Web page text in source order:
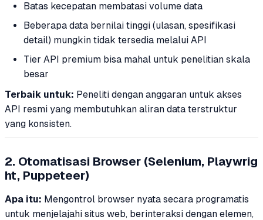
Batas kecepatan membatasi volume data
Beberapa data bernilai tinggi (ulasan, spesifikasi
detail) mungkin tidak tersedia melalui API
Tier API premium bisa mahal untuk penelitian skala
besar
Terbaik untuk: Peneliti dengan anggaran untuk akses
API resmi yang membutuhkan aliran data terstruktur
yang konsisten.
2. Otomatisasi Browser (Selenium, Playwrig
ht, Puppeteer)
Apa itu: Mengontrol browser nyata secara programatis
untuk menjelajahi situs web, berinteraksi dengan elemen,